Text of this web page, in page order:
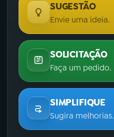
SUGESTÃO
Envie uma ideia.
SOLICITAÇÃO
Faça um pedido.
SIMPLIFIQUE
Sugira melhorias.